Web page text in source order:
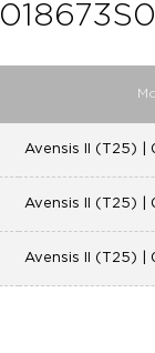
Avensis II (T25) |
Avensis II (T25) |
Avensis II (T25) |